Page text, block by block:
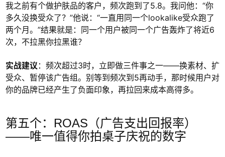
我之前有个做护肤品的客户，频次跑到了5.8。我问他：“你
多久没换受众了？”他说：“一直用同一个lookalike受众跑了
两个月。”结果就是：同一个用户被同一个广告轰炸了将近6
次，不拉黑你拉黑谁？
实战建议 ：频次超过3时，立即做三件事之一——换素材、扩
受众、暂停该广告组。别等到频次到5再动手，那时候用户对
你的品牌已经产生了负面印象，再拉回来成本高得多。
第五个：ROAS（广告支出回报率）
——唯一值得你拍桌子庆祝的数字